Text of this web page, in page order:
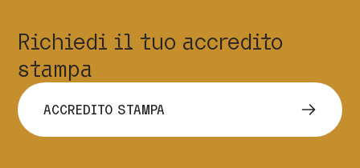
Richiedi il tuo accredito
stampa
ACCREDITO STAMPA